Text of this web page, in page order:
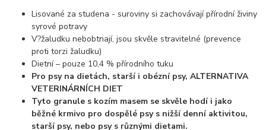
Lisované za studena - suroviny si zachovávají přírodní živiny
syrové potravy
V?žaludku nebobtnají, jsou skvěle stravitelné (prevence
proti torzi žaludku)
Dietní – pouze 10,4 % přírodního tuku
Pro psy na dietách, starší i obézní psy, ALTERNATIVA
VETERINÁRNÍCH DIET
Tyto granule s kozím masem se skvěle hodí i jako
běžné krmivo pro dospělé psy s nižší denní aktivitou,
starší psy, nebo psy s různými dietami.